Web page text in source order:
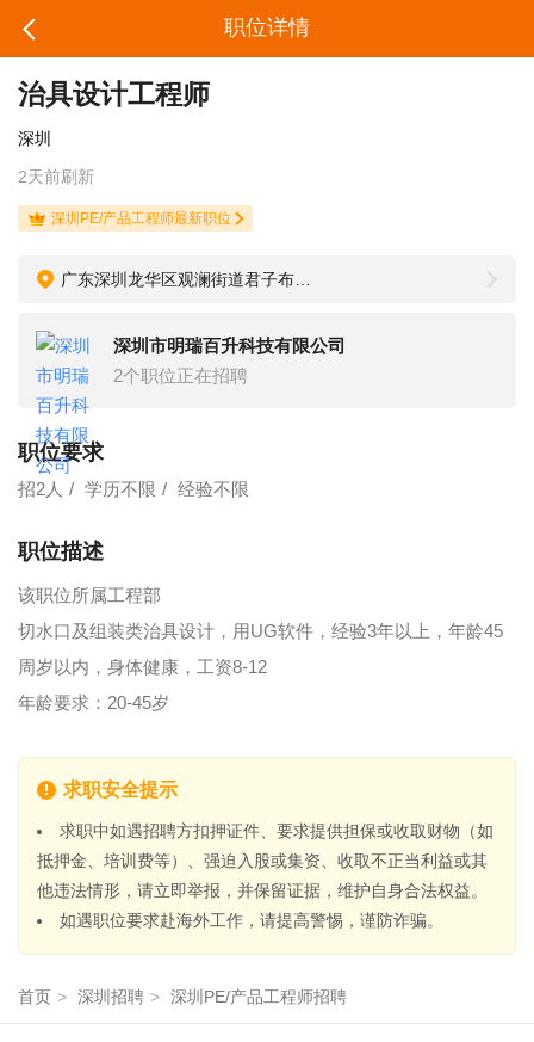
职位详情
治具设计工程师
深圳
2天前刷新
深圳PE/产品工程师最新职位
深圳市明瑞百升科技有限公司
2个职位正在招聘
职位要求
招2人 学历不限 经验不限
职位描述
该职位所属工程部
切水口及组装类治具设计，用UG软件，经验3年以上，年龄45
周岁以内，身体健康，工资8-12
年龄要求：20-45岁
求职安全提示
求职中如遇招聘方扣押证件、要求提供担保或收取财物（如
抵押金、培训费等）、强迫入股或集资、收取不正当利益或其
他违法情形，请立即举报，并保留证据，维护自身合法权益。
如遇职位要求赴海外工作，请提高警惕，谨防诈骗。
首页 > 深圳招聘 > 深圳PE/产品工程师招聘